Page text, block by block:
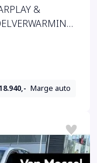
&
Marge auto